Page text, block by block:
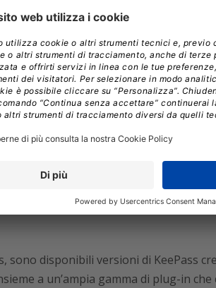
attento alla privacy e alla sicurezza.
Poiché il programma e i suoi file
crittografati sono archiviati
su chi può accedervi. Inoltre non è
basta eseguirlo tramite
che significa che la community può
o vecchi bug di sicurezza. E
l’uso di file chiave, potenziando la
sono disponibili versioni di KeePass
a un’ampia gamma di plug-in